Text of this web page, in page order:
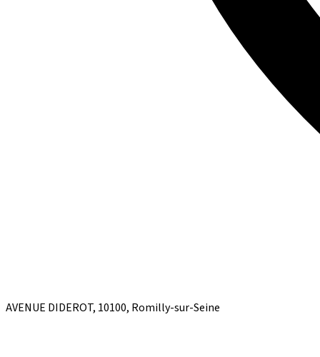
AVENUE DIDEROT, 10100, Romilly-sur-Seine